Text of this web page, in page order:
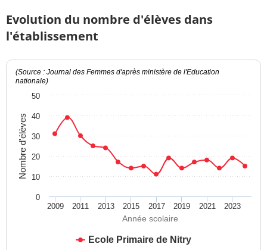
Evolution du nombre d'élèves dans
l'établissement
Année scolaire
Nombre d'élèves
(Source : Journal des Femmes d'après ministère de l'Education
nationale)
Ecole Primaire de Nitry
2009 2011 2013 2015 2017 2019 2021 2023
0
10
20
30
40
50